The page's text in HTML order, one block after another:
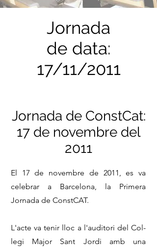
Jornada
de data:
17/11/2011
Jornada de ConstCat:
17 de novembre del
2011
El 17 de novembre de 2011, es va
celebrar a Barcelona, la Primera
Jornada de ConstCAT.
L'acte va tenir lloc a l'auditori del Col-
legi Major Sant Jordi amb una